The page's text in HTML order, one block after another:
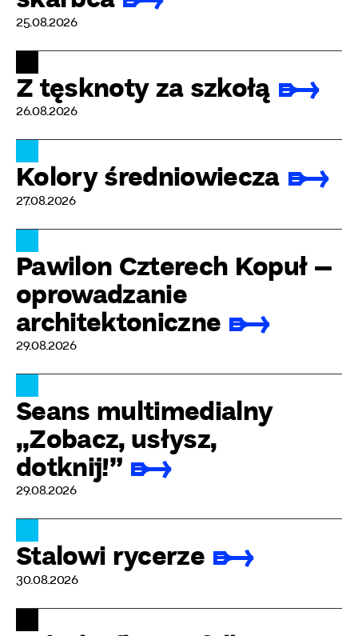
25.08.2026
Z tęsknoty za szkołą
26.08.2026
Kolory średniowiecza
27.08.2026
Pawilon Czterech Kopuł –
oprowadzanie
architektoniczne
29.08.2026
Seans multimedialny
„Zobacz, usłysz,
dotknij!”
29.08.2026
Stalowi rycerze
30.08.2026